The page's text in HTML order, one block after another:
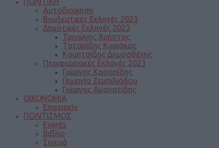
Αυτοδιοίκηση
Βουλευτικές Εκλογές 2023
Δημοτικές Εκλογές 2023
Τριγώνης Χρήστος
Ταταρίδης Κυριάκος
Κουπτσίδης Δημοσθένης
Περιφερειακές Εκλογές 2023
Γιώργος Κασαπίδης
Γεωργία Ζεμπιλιάδου
Γιώργος Αμανατίδης
ΟΙΚΟΝΟΜΙΑ
Επιχειρείν
ΠΟΛΙΤΙΣΜΟΣ
Events
Βιβλίο
Σινεμά